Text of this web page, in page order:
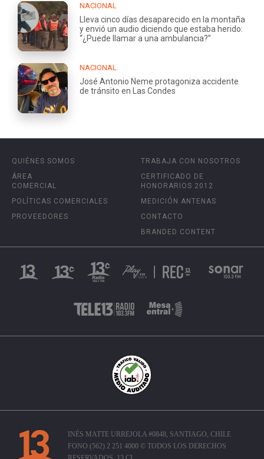
NACIONAL
Lleva cinco días desaparecido en la montaña
y envió un audio diciendo que estaba herido:
“¿Puede llamar a una ambulancia?”
NACIONAL
José Antonio Neme protagoniza accidente
de tránsito en Las Condes
QUIÉNES SOMOS
ÁREA
COMERCIAL
POLÍTICAS COMERCIALES
PROVEEDORES
TRABAJA CON NOSOTROS
CERTIFICADO DE
HONORARIOS 2012
MEDICIÓN ANTENAS
CONTACTO
BRANDED CONTENT
INÉS MATTE URREJOLA #0848, SANTIAGO, CHILE
FONO (562) 2 251 4000 © TODOS LOS DERECHOS